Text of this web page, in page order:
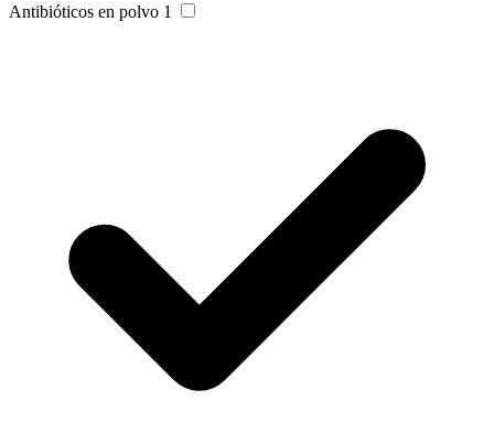
Antibióticos en polvo 1